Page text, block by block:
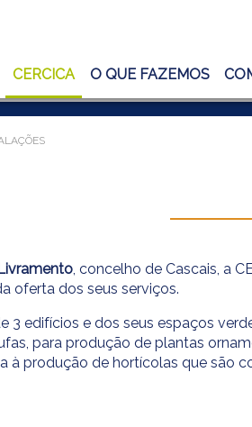
CERCICA O QUE FAZEMOS
, concelho de Cascais, a
oferta dos seus serviços.
3 edifícios e dos seus espaços
para produção de plantas
à produção de hortícolas que são